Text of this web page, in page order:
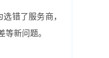
错了服务商，
新问题。